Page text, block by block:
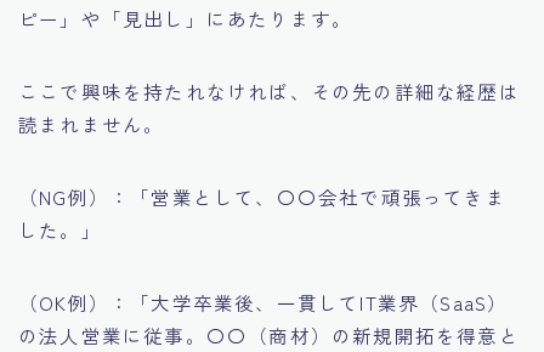
ピー」や「見出し」にあたります。
ここで興味を持たれなければ、その先の詳細な経歴は
読まれません。
（NG例）：「営業として、〇〇会社で頑張ってきま
した。」
（OK例）：「大学卒業後、一貫してIT業界（SaaS）
の法人営業に従事。〇〇（商材）の新規開拓を得意と